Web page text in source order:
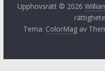
Upphovsrätt © 2026
Tema: ColorMag av